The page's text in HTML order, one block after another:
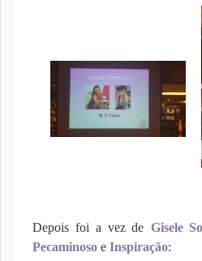
Depois foi a vez de Gisele
Pecaminosoe Inspiração: